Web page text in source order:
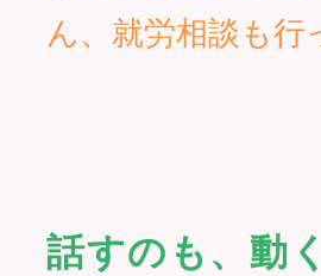
ん、就労相談も行
話すのも、動